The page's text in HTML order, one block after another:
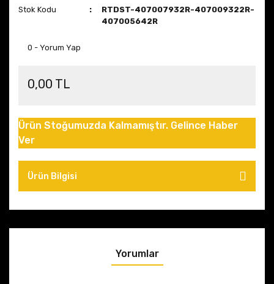
Stok Kodu
RTDST-407007932R-407009322R-
407005642R
0 - Yorum Yap
0,00 TL
Ürün Stoğumuzda Kalmamıştır. Gelince Haber
Ver
Ürün Bilgisi
Yorumlar